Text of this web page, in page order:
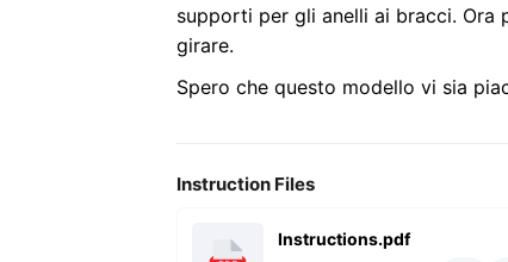
supporti per gli anelli ai bracci. Ora
girare.
Spero che questo modello vi sia
Instruction Files
Instructions.pdf